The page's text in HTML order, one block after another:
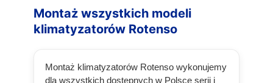
Montaż wszystkich modeli
klimatyzatorów Rotenso
Montaż klimatyzatorów Rotenso wykonujemy
dla wszystkich dostępnych w Polsce serii i